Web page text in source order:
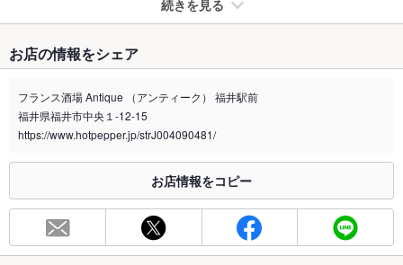
続きを見る
禁煙・喫煙
全席禁煙
喫煙専用室 なし
合わせください。
お席
お店の情報をシェア
フランス酒場 Antique （アンティーク） 福井駅前
福井県福井市中央１-12-15
https://www.hotpepper.jp/strJ004090481/
お店情報をコピー